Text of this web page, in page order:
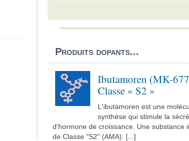
Produits dopants...
Ibutamoren (MK-
Classe « S2 »
L'ibutamoren est une
synthèse qui stimule la
d'hormone de croissance. Une substance
de Classe "S2" (AMA). [...]